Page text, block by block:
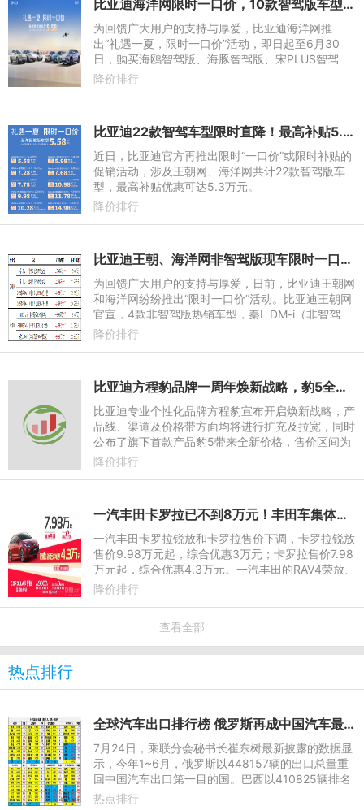
比亚迪海洋网限时一口价，10款智驾版车型5.58万起
为回馈广大用户的支持与厚爱，比亚迪海洋网推
出“礼遇一夏，限时一口价”活动，即日起至6月30
日，购买海鸥智驾版、海豚智驾版、宋PLUS智驾
版、海豹06DM-i智驾版等10款智驾版车型，即可享
降价排行
比亚迪22款智驾车型限时直降！最高补贴5.3万元，王朝/海洋网齐发力
近日，比亚迪官方再推出限时“一口价”或限时补贴的
促销活动，涉及王朝网、海洋网共计22款智驾版车
型，最高补贴优惠可达5.3万元。
降价排行
比亚迪王朝、海洋网非智驾版现车限时一口价，最低8.98万元起
为回馈广大用户的支持与厚爱，日前，比亚迪王朝网
和海洋网纷纷推出“限时一口价”活动。比亚迪王朝网
官宣，4款非智驾版热销车型，秦L DM-i（非智驾
版）限时一口价8.98万元起，宋L DM-i（非智驾
降价排行
比亚迪方程豹品牌一周年焕新战略，豹5全新价格23.98万起
比亚迪专业个性化品牌方程豹宣布开启焕新战略，产
品线、渠道及价格带方面均将进行扩充及拉宽，同时
公布了旗下首款产品豹5带来全新价格，售价区间为
23.98-30.28万元，充分做到了技术平权越野无界。
降价排行
一汽丰田卡罗拉已不到8万元！丰田车集体大跳水
一汽丰田卡罗拉锐放和卡罗拉售价下调，卡罗拉锐放
售价9.98万元起，综合优惠3万元；卡罗拉售价7.98
万元起，综合优惠4.3万元。一汽丰田的RAV4荣放、
bZ3、bZ4X、亚洲龙等车型也有不同幅度的降价，
降价排行
查看全部
热点排行
全球汽车出口排行榜 俄罗斯再成中国汽车最大买家
7月24日，乘联分会秘书长崔东树最新披露的数据显
示，今年1~6月，俄罗斯以448157辆的出口总量重
回中国汽车出口第一目的国。巴西以410825辆排名
第二，英国（255260辆）、澳大利亚（237823
热点排行